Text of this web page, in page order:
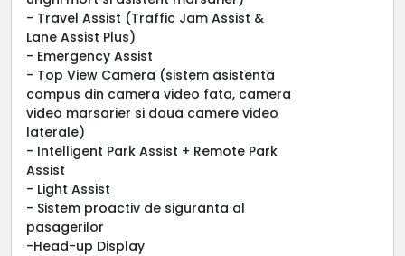
- Travel Assist (Traffic Jam Assist &
Lane Assist Plus)
- Emergency Assist
- Top View Camera (sistem asistenta
compus din camera video fata, camera
video marsarier si doua camere video
laterale)
- Intelligent Park Assist + Remote Park
Assist
- Light Assist
- Sistem proactiv de siguranta al
pasagerilor
-Head-up Display